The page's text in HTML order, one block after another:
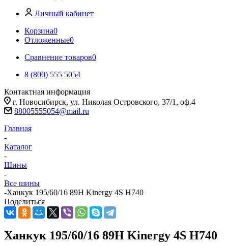
Личный кабинет
Корзина0
Отложенные0
Сравнение товаров0
8 (800) 555 5054
Контактная информация
г. Новосибирск, ул. Николая Островского, 37/1, оф.4
88005555054@mail.ru
Главная
-
Каталог
-
Шины
-
Все шины
-Ханкук 195/60/16 89H Kinergy 4S H740
Поделиться
Ханкук 195/60/16 89H Kinergy 4S H740